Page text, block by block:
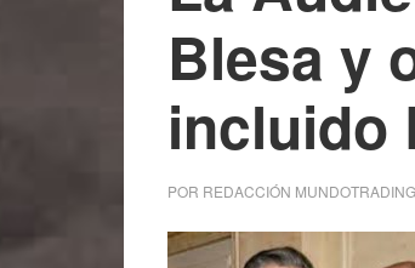
Blesa y
incluido
POR REDACCIÓN MUNDOTRADING